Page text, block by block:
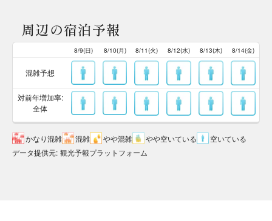
周辺の宿泊予報
8/9(日) 8/10(月) 8/11(火) 8/12(水) 8/13(木) 8/14(金)
混雑予想
対前年増加率:
全体
かなり混雑 混雑 やや混雑 やや空いている
空いている
データ提供元: 観光予報プラットフォーム